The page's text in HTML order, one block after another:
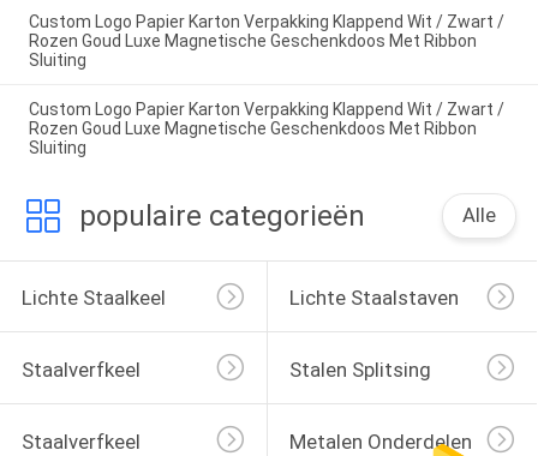
Custom Logo Papier Karton Verpakking Klappend Wit / Zwart /
Rozen Goud Luxe Magnetische Geschenkdoos Met Ribbon
Sluiting
Custom Logo Papier Karton Verpakking Klappend Wit / Zwart /
Rozen Goud Luxe Magnetische Geschenkdoos Met Ribbon
Sluiting
populaire categorieën Alle
Lichte Staalkeel Lichte Staalstaven
Staalverfkeel Stalen Splitsing
Staalverfkeel Metalen Onderdelen